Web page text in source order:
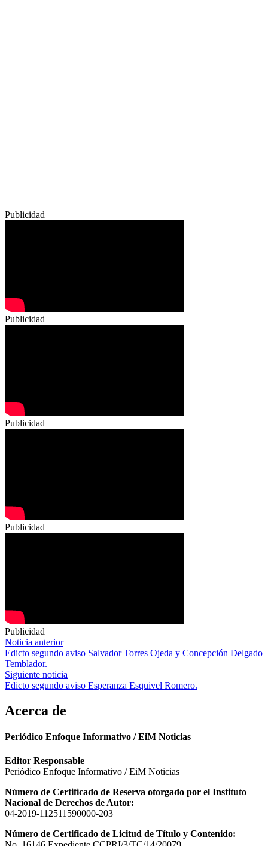
Publicidad
Publicidad
Publicidad
Publicidad
Publicidad
Navegación
de
entradas
Noticia anterior
Edicto segundo aviso Salvador Torres Ojeda y Concepción Delgado
Temblador.
Siguiente noticia
Edicto segundo aviso Esperanza Esquivel Romero.
Acerca de
Periódico Enfoque Informativo / EiM Noticias
Editor Responsable
Periódico Enfoque Informativo / EiM Noticias
Número de Certificado de Reserva otorgado por el Instituto
Nacional de Derechos de Autor:
04-2019-112511590000-203
Número de Certificado de Licitud de Título y Contenido: